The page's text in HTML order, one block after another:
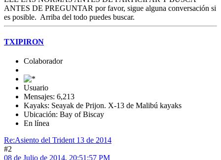
ANTES DE PREGUNTAR por favor, sigue alguna conversación si
es posible. Arriba del todo puedes buscar.
TXIPIRON
Colaborador
Usuario
Mensajes: 6,213
Kayaks: Seayak de Prijon. X-13 de Malibú kayaks
Ubicación: Bay of Biscay
En línea
Re:Asiento del Trident 13 de 2014
#2
08 de Julio de 2014, 20:51:57 PM